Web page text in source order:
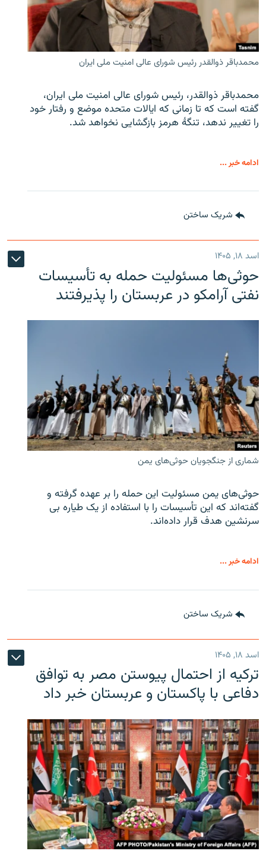
محمدباقر ذوالقدر رئیس شورای عالی امنیت ملی ایران
محمدباقر ذوالقدر، رئیس شورای عالی امنیت ملی ایران،
گفته است که تا زمانی که ایالات متحده موضع و رفتار خود
را تغییر ندهد، تنگهٔ هرمز بازگشایی نخواهد شد.
ادامه خبر ...
شریک ساختن
اسد ۱۸, ۱۴۰۵
حوثی‌ها مسئولیت حمله به تأسیسات
نفتی آرامکو در عربستان را پذیرفتند
شماری از جنگجویان حوثی‌های یمن
حوثی‌های یمن مسئولیت این حمله را بر عهده گرفته و
گفته‌اند که این تأسیسات را با استفاده از یک طیاره بی
سرنشین هدف قرار داده‌اند.
ادامه خبر ...
شریک ساختن
اسد ۱۸, ۱۴۰۵
ترکیه از احتمال پیوستن مصر به توافق
دفاعی با پاکستان و عربستان خبر داد